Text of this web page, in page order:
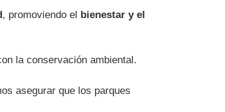
, promoviendo el bienestar y el
la conservación ambiental.
asegurar que los parques